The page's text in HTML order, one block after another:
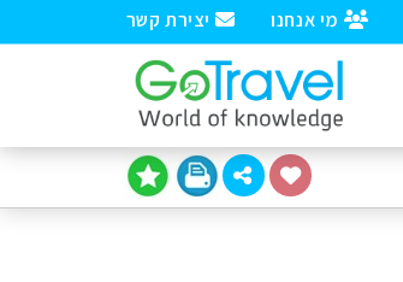
יצירת קשר מי אנחנו